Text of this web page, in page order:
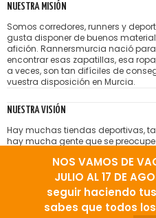
NOS VAMOS DE
JULIO AL 17 DE
seguir haciendo
sabes que todos
NUESTRA MISIÓN
Somos corredores, runners y
gusta disponer de buenos
afición. Rannersmurcia nació
encontrar esas zapatillas, esa
a veces, son tan difíciles de
vuestra disposición en Murcia.
NUESTRA VISIÓN
Hay muchas tiendas deportivas,
hay mucha gente que se
hígado por lo que te venden. Nos
satisfechos que vienen a nuestra
el producto correcto, bien